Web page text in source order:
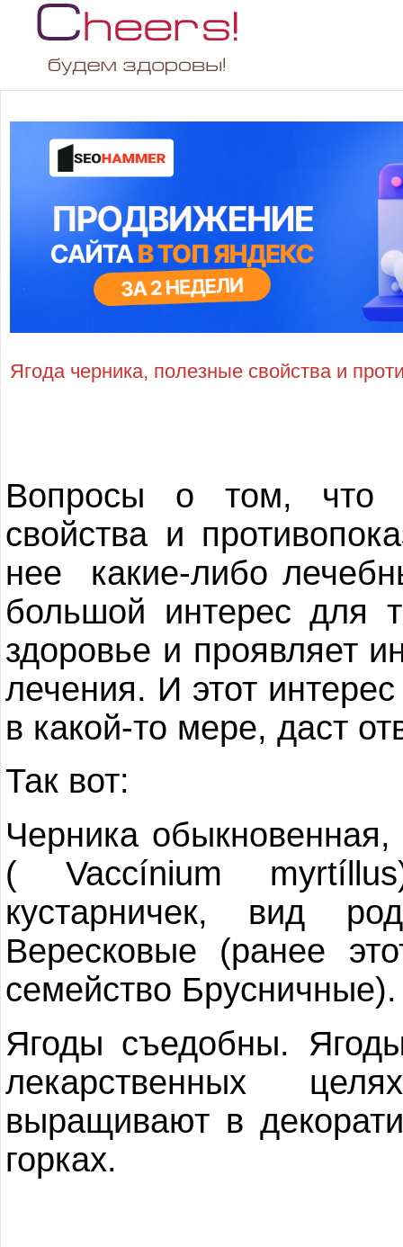
Ягода черника, полезные свойства и
Вопросы о том, что
свойства и
нее какие-либо
большой интерес для
здоровье и проявляет
лечения. И этот
в какой-то мере, даст
Так вот:
Черника
( Vaccínium
кустарничек, вид
Вересковые (ранее
семейство Брусничные).
Ягоды съедобны.
лекарственных
выращивают в
горках.